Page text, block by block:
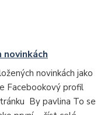
novinkách
novinkách jako
Facebookový profil
By pavlina To se